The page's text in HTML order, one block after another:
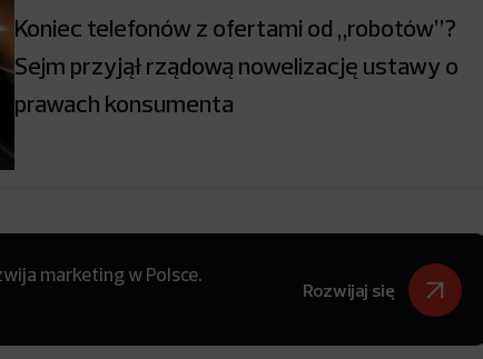
Koniec telefonów z ofertami od „robotów”?
Sejm przyjął rządową nowelizację ustawy o
prawach konsumenta
marketing w Polsce.
Rozwijaj się